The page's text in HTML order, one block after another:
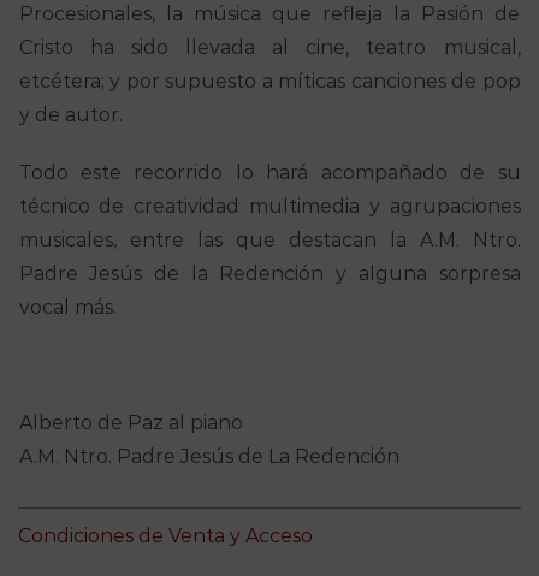
Procesionales, la música que refleja la Pasión de
Cristo ha sido llevada al cine, teatro musical,
etcétera; y por supuesto a míticas canciones de pop
y de autor.
Todo este recorrido lo hará acompañado de su
técnico de creatividad multimedia y agrupaciones
musicales, entre las que destacan la A.M. Ntro.
Padre Jesús de la Redención y alguna sorpresa
vocal más.
Alberto de Paz al piano
A.M. Ntro. Padre Jesús de La Redención
Condiciones de Venta y Acceso